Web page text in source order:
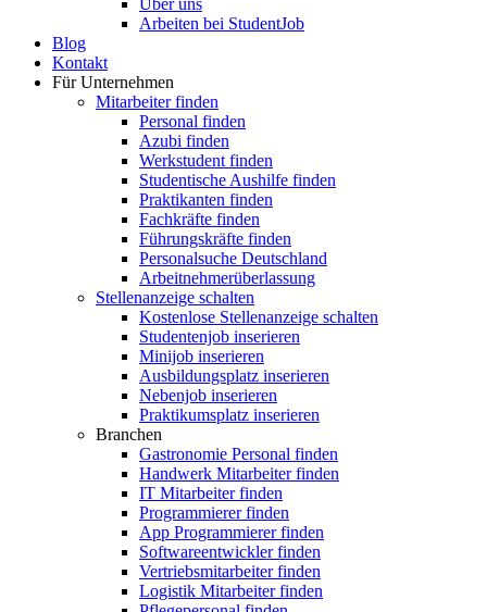
Über uns
Arbeiten bei StudentJob
Blog
Kontakt
Für Unternehmen
Mitarbeiter finden
Personal finden
Azubi finden
Werkstudent finden
Studentische Aushilfe finden
Praktikanten finden
Fachkräfte finden
Führungskräfte finden
Personalsuche Deutschland
Arbeitnehmerüberlassung
Stellenanzeige schalten
Kostenlose Stellenanzeige schalten
Studentenjob inserieren
Minijob inserieren
Ausbildungsplatz inserieren
Nebenjob inserieren
Praktikumsplatz inserieren
Branchen
Gastronomie Personal finden
Handwerk Mitarbeiter finden
IT Mitarbeiter finden
Programmierer finden
App Programmierer finden
Softwareentwickler finden
Vertriebsmitarbeiter finden
Logistik Mitarbeiter finden